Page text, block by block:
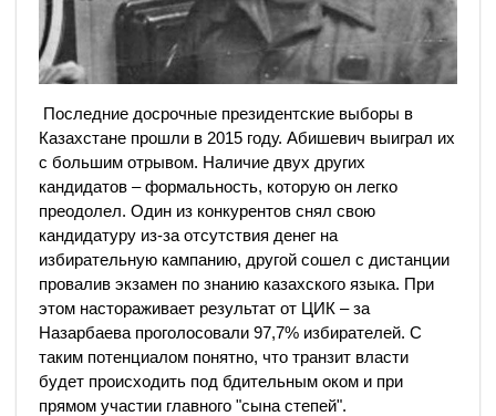
Последние досрочные президентские выборы в
Казахстане прошли в 2015 году. Абишевич выиграл их
с большим отрывом. Наличие двух других
кандидатов – формальность, которую он легко
преодолел. Один из конкурентов снял свою
кандидатуру из-за отсутствия денег на
избирательную кампанию, другой сошел с дистанции
провалив экзамен по знанию казахского языка. При
этом настораживает результат от ЦИК – за
Назарбаева проголосовали 97,7% избирателей. С
таким потенциалом понятно, что транзит власти
будет происходить под бдительным оком и при
прямом участии главного "сына степей".